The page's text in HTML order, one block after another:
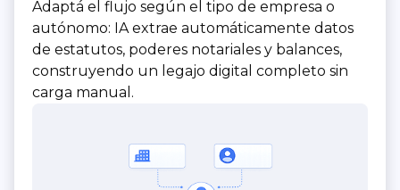
Adaptá el flujo según el tipo de empresa o
autónomo: IA extrae automáticamente datos
de estatutos, poderes notariales y balances,
construyendo un legajo digital completo sin
carga manual.